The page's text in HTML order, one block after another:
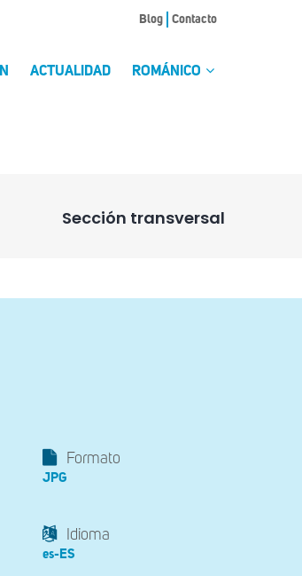
Blog Contacto
ACTUALIDAD ROMÁNICO
Sección transversal
Formato
JPG
Idioma
es-ES